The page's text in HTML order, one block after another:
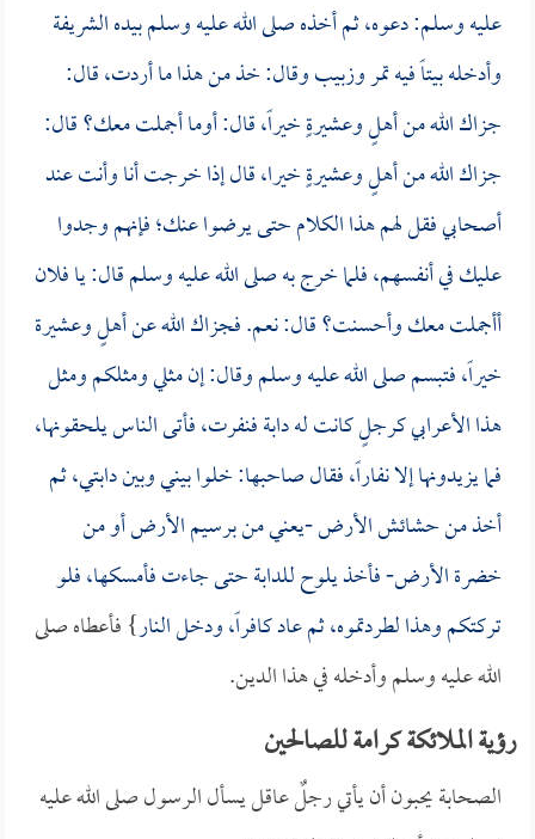
عليه وسلم: دعوه، ثم أخذه صلى الله عليه وسلم بيده الشريفة
وأدخله بيتاً فيه تمر وزبيب وقال: خذ من هذا ما أردت، قال:
جزاك الله من أهلٍ وعشيرةٍ خيراً، قال: أوما أجملت معك؟ قال:
جزاك الله من أهلٍ وعشيرةٍ خيرا، قال إذا خرجت أنا وأنت عند
أصحابي فقل لهم هذا الكلام حتى يرضوا عنك؛ فإنهم وجدوا
عليك في أنفسهم، فلما خرج به صلى الله عليه وسلم قال: يا فلان
أأجملت معك وأحسنت؟ قال: نعم. فجزاك الله عن أهلٍ وعشيرة
خيراً، فتبسم صلى الله عليه وسلم وقال: إن مثلي ومثلكم ومثل
هذا الأعرابي كرجلٍ كانت له دابة فنفرت، فأتى الناس يلحقونها،
فما يزيدونها إلا نفاراً، فقال صاحبها: خلوا بيني وبين دابتي، ثم
أخذ من حشائش الأرض -يعني من برسيم الأرض أو من
خضرة الأرض- فأخذ يلوح للدابة حتى جاءت فأمسكها، فلو
تركتكم وهذا لطردتموه، ثم عاد كافراً، ودخل النار} فأعطاه صلى
الله عليه وسلم وأدخله في هذا الدين.
رؤية الملائكة كرامة للصالحين
الصحابة يحبون أن يأتي رجلٌ عاقل يسأل الرسول صلى الله عليه